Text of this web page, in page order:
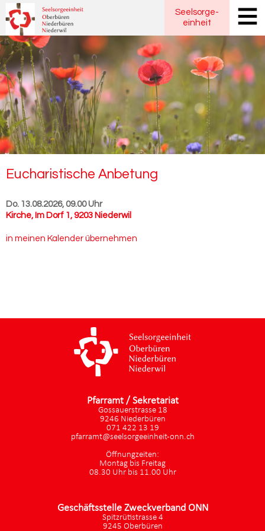
Seelsorge-
einheit
Eu­cha­ris­ti­sche An­be­tung
Do. 13.08.2026, 09.00 Uhr
Kirche, Im Dorf 1, 9203 Niederwil
in meinen Kalender übernehmen
Pfarramt / Sekretariat
Gossauerstrasse 18
9246 Niederbüren
071 422 13 19
pfarramt@seelsorgeeinheit-onn.ch
Öffnungzeiten:
Montag bis Freitag
08.30 Uhr bis 11.00 Uhr
Geschäftsstelle Zweckverband ONN
Spitzrütistrasse 4
9245 Oberbüren